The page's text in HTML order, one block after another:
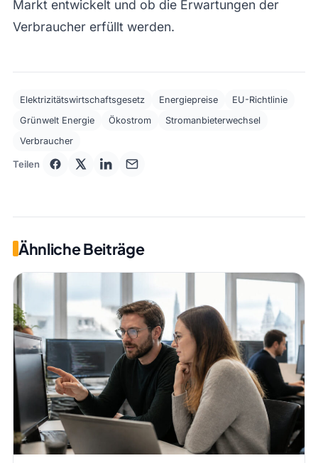
Markt entwickelt und ob die Erwartungen der
Verbraucher erfüllt werden.
Elektrizitätswirtschaftsgesetz Energiepreise
EU-Richtlinie
Grünwelt Energie
Ökostrom
Stromanbieterwechsel
Verbraucher
Teilen
Ähnliche Beiträge